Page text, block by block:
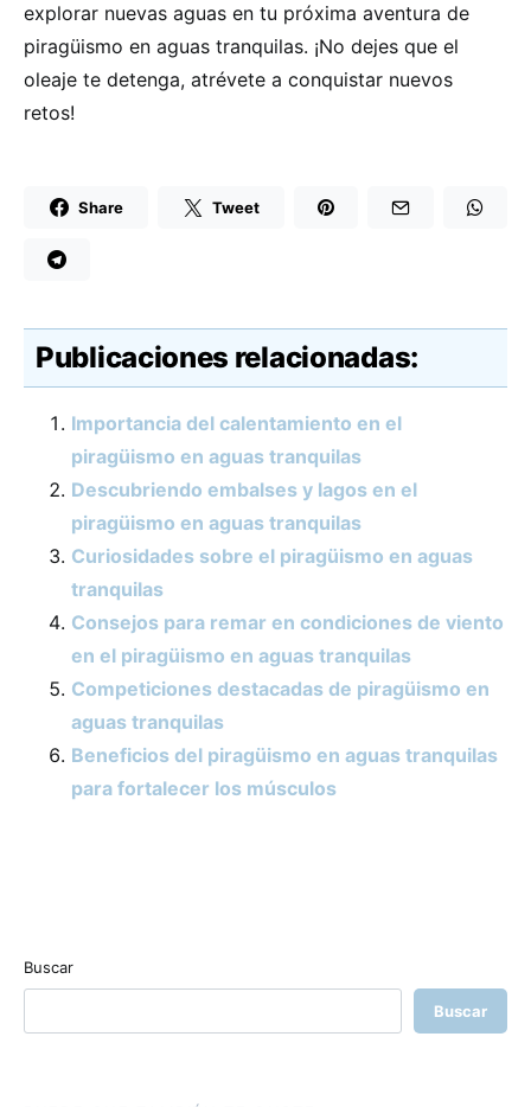
explorar nuevas aguas en tu próxima aventura de
piragüismo en aguas tranquilas. ¡No dejes que el
oleaje te detenga, atrévete a conquistar nuevos
retos!
Share Tweet
Publicaciones relacionadas:
Importancia del calentamiento en el
piragüismo en aguas tranquilas
Descubriendo embalses y lagos en el
piragüismo en aguas tranquilas
Curiosidades sobre el piragüismo en aguas
tranquilas
Consejos para remar en condiciones de viento
en el piragüismo en aguas tranquilas
Competiciones destacadas de piragüismo en
aguas tranquilas
Beneficios del piragüismo en aguas tranquilas
para fortalecer los músculos
Buscar
Buscar